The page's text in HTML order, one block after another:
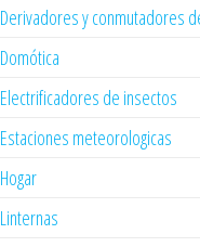
Derivadores y conmutadores
Domótica
Electrificadores de insectos
Estaciones meteorologicas
Hogar
Linternas